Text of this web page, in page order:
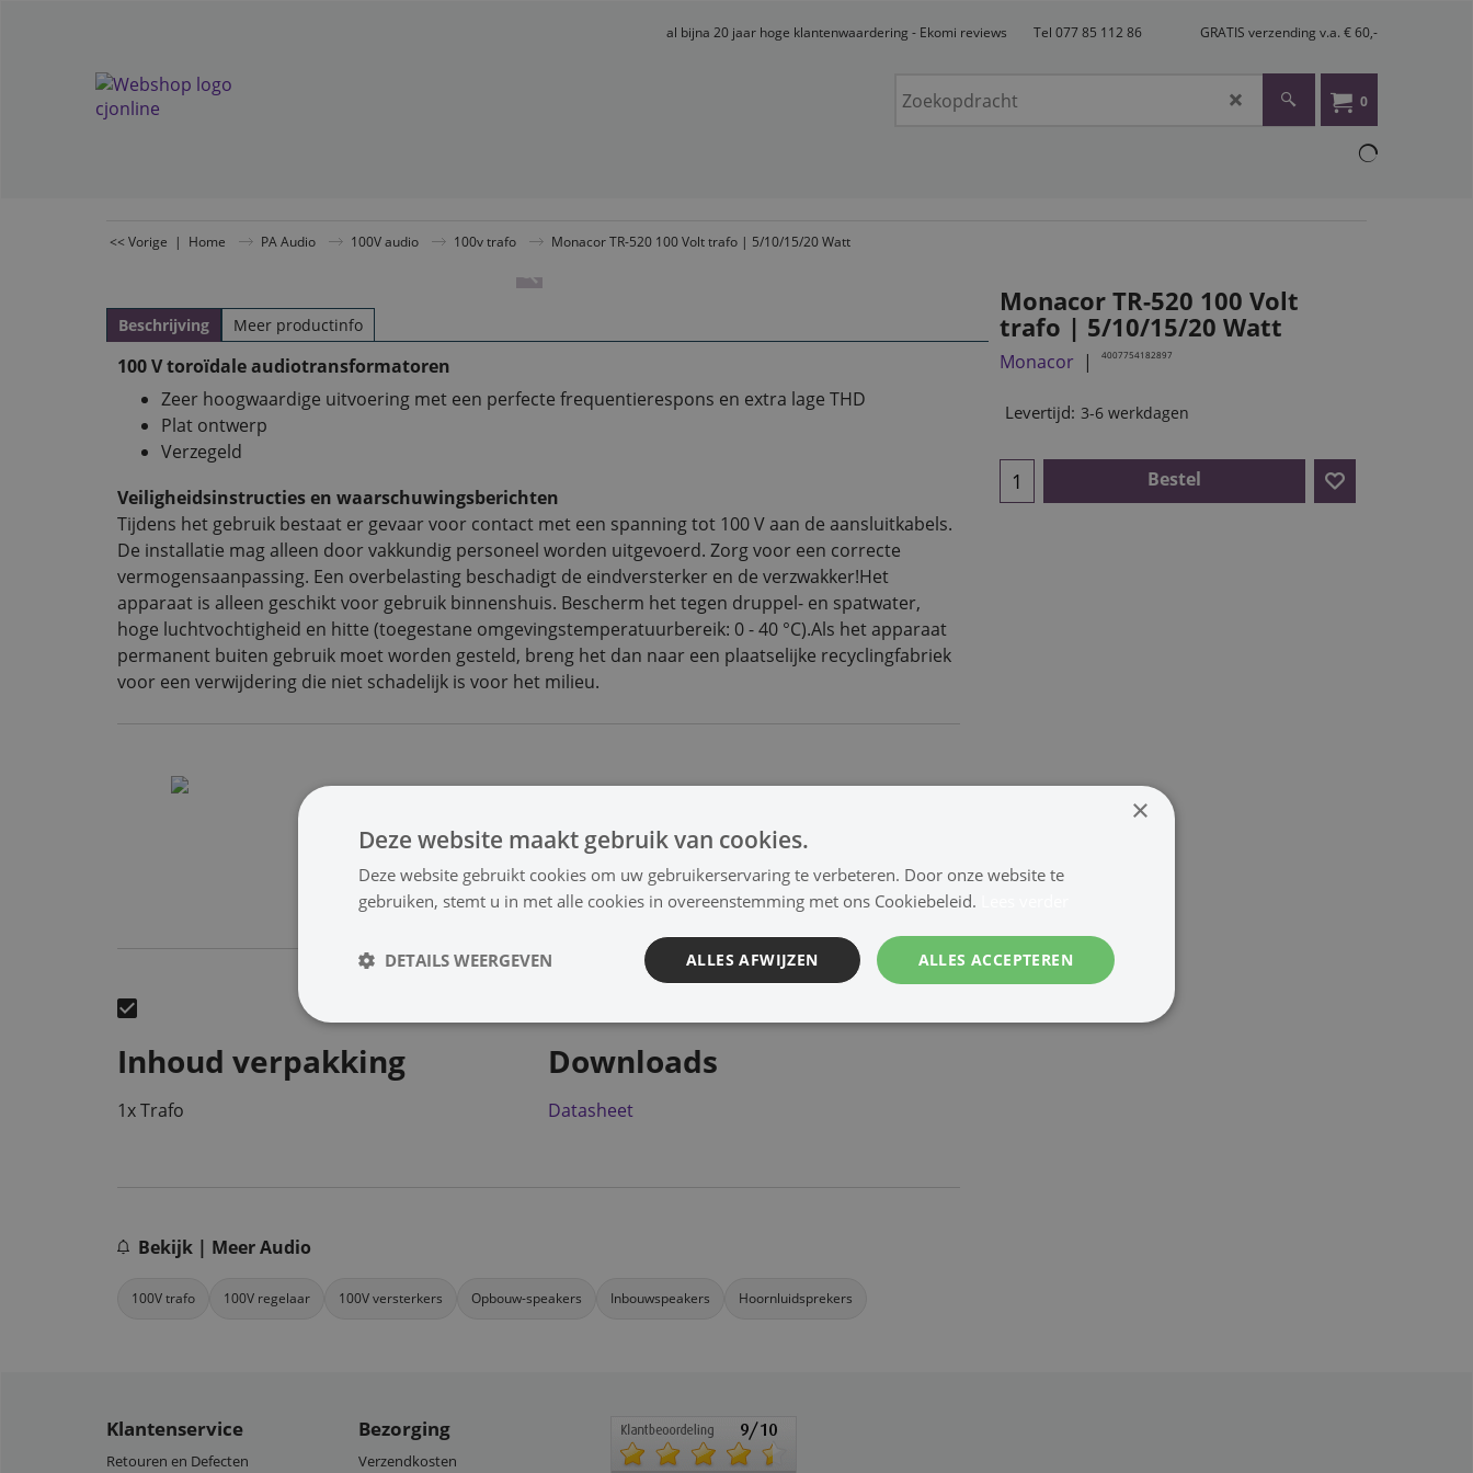
al bijna 20 jaar hoge klantenwaardering - Ekomi reviews Tel 077 85 112 86 GRATIS verzending v.a. € 60,-
0
<< Vorige | Home PA Audio 100V audio 100v trafo Monacor TR-520 100 Volt trafo | 5/10/15/20 Watt
Monacor TR-520 100 Volt
trafo | 5/10/15/20 Watt
Monacor 4007754182897
Levertijd: 3-6 werkdagen
Bestel
Beschrijving Meer productinfo
100 V toroïdale audiotransformatoren
Zeer hoogwaardige uitvoering met een perfecte frequentierespons en extra lage THD
Plat ontwerp
Verzegeld
Veiligheidsinstructies en waarschuwingsberichten
Tijdens het gebruik bestaat er gevaar voor contact met een spanning tot 100 V aan de aansluitkabels.
De installatie mag alleen door vakkundig personeel worden uitgevoerd. Zorg voor een correcte
vermogensaanpassing. Een overbelasting beschadigt de eindversterker en de verzwakker!Het
apparaat is alleen geschikt voor gebruik binnenshuis. Bescherm het tegen druppel- en spatwater,
hoge luchtvochtigheid en hitte (toegestane omgevingstemperatuurbereik: 0 - 40 °C).Als het apparaat
permanent buiten gebruik moet worden gesteld, breng het dan naar een plaatselijke recyclingfabriek
voor een verwijdering die niet schadelijk is voor het milieu.
077 85 112 86 advies@cjonline.nl
Snel een prijsopgave? bel of mail
Inhoud verpakking
1x Trafo
Downloads
Datasheet
Bekijk | Meer Audio
100V trafo 100V regelaar 100V versterkers Opbouw-speakers Inbouwspeakers Hoornluidsprekers
Klantenservice
Retouren en Defecten
Bezorging
Verzendkosten
×
Deze website maakt gebruik van cookies.
Deze website gebruikt cookies om uw gebruikerservaring te verbeteren. Door onze website te
gebruiken, stemt u in met alle cookies in overeenstemming met ons Cookiebeleid.
ALLES ACCEPTEREN
ALLES AFWIJZEN
DETAILS WEERGEVEN